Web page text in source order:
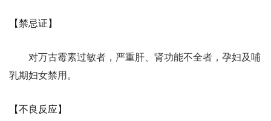
【禁忌证】
对万古霉素过敏者，严重肝、肾功能不全者，孕妇及哺
乳期妇女禁用。
【不良反应】